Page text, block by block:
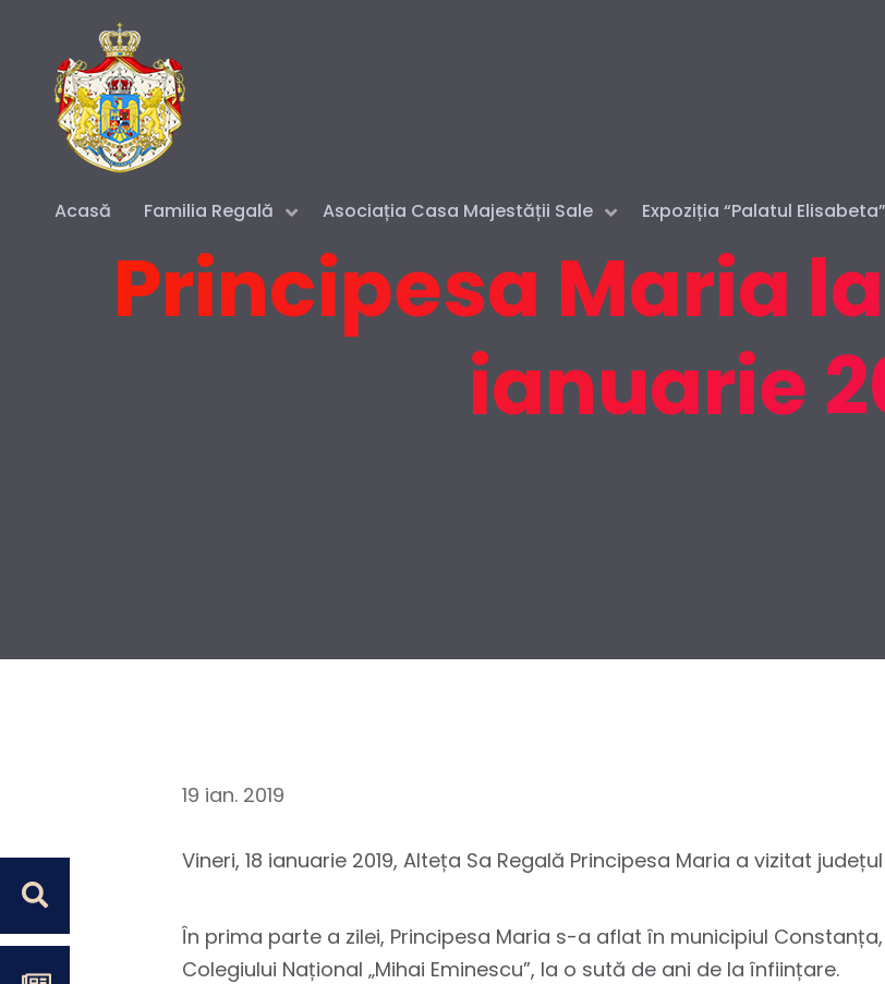
Acasă Familia Regală Asociația Casa Majestății Sale Expoziția “Palatul Elisabeta”
Principesa Maria
ianuarie
19 ian. 2019
Vineri, 18 ianuarie 2019, Alteța Sa Regală Principesa Maria a vizitat
În prima parte a zilei, Principesa Maria s-a aflat în municipiul
Colegiului Național „Mihai Eminescu”, la o sută de ani de la înființare.